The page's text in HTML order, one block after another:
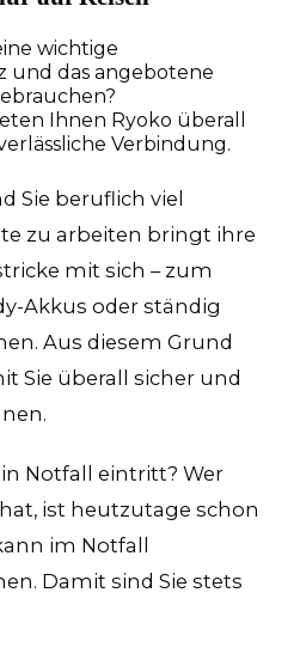
wichtige
und das angebotene
Ihnen Ryoko überall
Verbindung.
Sie beruflich viel
zu arbeiten bringt ihre
mit sich – zum
Akkus oder ständig
Aus diesem Grund
Sie überall sicher und
Notfall eintritt? Wer
ist heutzutage schon
im Notfall
Damit sind Sie stets